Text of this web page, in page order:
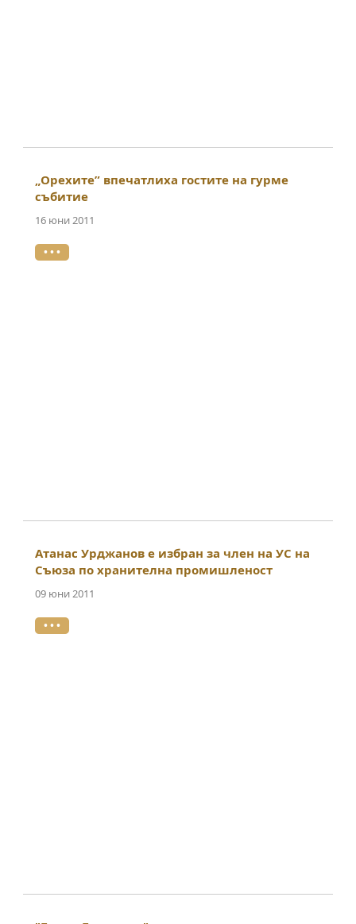
„Орехите” впечатлиха гостите на гурме
събитие
16 юни 2011
• • •
Атанас Урджанов е избран за член на УС на
Съюза по хранителна промишленост
09 юни 2011
• • •